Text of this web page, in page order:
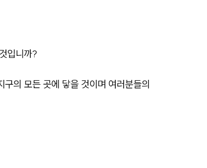
입니까?
의 모든 곳에 닿을 것이며 여러분들의